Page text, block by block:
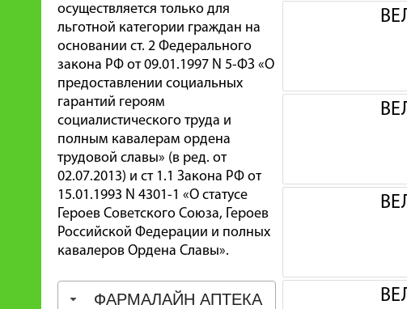
осуществляется только для
льготной категории граждан на
основании ст. 2 Федерального
закона РФ от 09.01.1997 N 5-ФЗ «О
предоставлении социальных
гарантий героям
социалистического труда и
полным кавалерам ордена
трудовой славы» (в ред. от
02.07.2013) и ст 1.1 Закона РФ от
15.01.1993 N 4301-1 «О статусе
Героев Советского Союза, Героев
Российской Федерации и полных
кавалеров Ордена Славы».
ФАРМАЛАЙН АПТЕКА